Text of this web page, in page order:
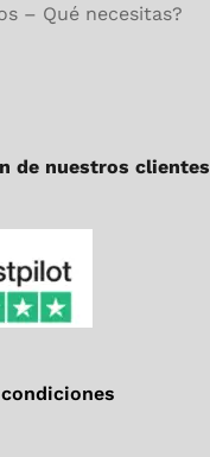
– Qué necesitas?
de nuestros clientes